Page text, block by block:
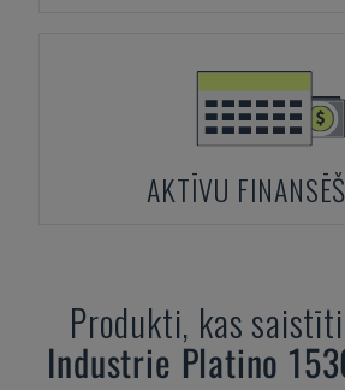
AKTĪVU
Produkti, kas
Industrie Platino